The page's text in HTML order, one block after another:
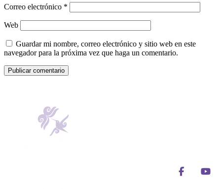
Correo electrónico *
Web
Guardar mi nombre, correo electrónico y sitio web en este
navegador para la próxima vez que haga un comentario.